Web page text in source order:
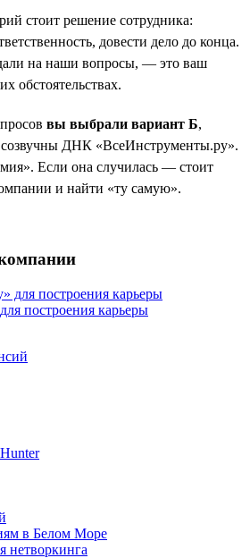
стоит решение сотрудника:
довести дело до конца.
на наши вопросы, — это ваш
обстоятельствах.
вы выбрали вариант Б,
созвучны ДНК «ВсеИнструменты.ру».
Если она случилась — стоит
и найти «ту самую».
построения карьеры
в Белом Море
нетворкинга